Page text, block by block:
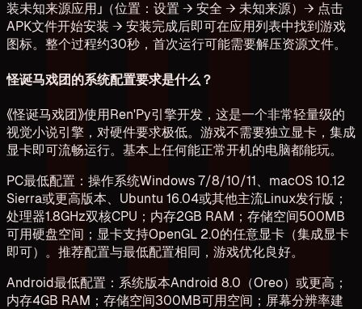
装未知来源应用」（位置：设置 → 安全 → 未知来源）→ 点击
APK文件开始安装 → 安装完成后即可在应用列表中找到游戏
图标。整个过程约30秒，首次运行可能需要解压资源文件。
怪诞马戏团的系统配置要求是什么？
《怪诞马戏团》使用Ren'Py引擎开发，这是一个非常轻量级的
视觉小说引擎，对硬件要求极低。游戏不需要独立显卡，集成
显卡即可流畅运行。基本上任何能正常开机的电脑都能玩。
PC最低配置：操作系统Windows 7/8/10/11、macOS 10.12
Sierra或更高版本、Ubuntu 16.04或其他主流Linux发行版；
处理器1.8GHz双核CPU；内存2GB RAM；存储空间500MB
可用硬盘空间；显卡支持OpenGL 2.0的任意显卡（集成显卡
即可）。推荐配置与最低配置相同，游戏优化良好。
Android最低配置：系统版本Android 8.0（Oreo）或更高；
内存4GB RAM；存储空间300MB可用空间；屏幕分辨率建